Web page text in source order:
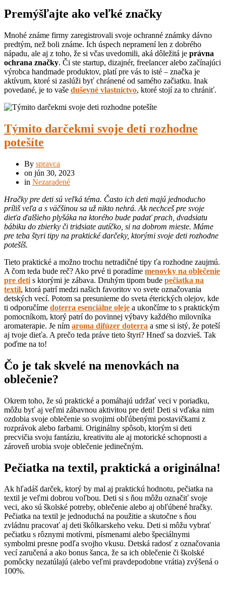
Premýšľajte ako veľké značky
Mnohé známe firmy zaregistrovali svoje ochranné známky dávno
predtým, než boli známe. Ich úspech nepramení len z dobrého
nápadu, ale aj z toho, že si včas uvedomili, aká dôležitá je právna
ochrana značky. Či ste startup, dizajnér, freelancer alebo začínajúci
výrobca handmade produktov, platí pre vás to isté – značka je
aktívum, ktoré si zaslúži byť chránené od samého začiatku. Inak
povedané, je to vaše duševné vlastníctvo, ktoré stojí za to chrániť.
Týmito darčekmi svoje deti rozhodne
potešíte
By spravca
on jún 30, 2023
in Nezaradené
Hračky pre deti sú veľká téma. Často ich deti majú jednoducho
príliš veľa a s väčšinou sa už nikto nehrá. Ak nechceš pre svoje
dieťa ďalšieho plyšáka na ktorého bude padať prach, dvadsiatu
bábiku do zbierky či tridsiate autíčko, si na dobrom mieste. Máme
pre teba štyri tipy na praktické darčeky, ktorými svoje deti rozhodne
potešíš.
Tieto praktické a možno trochu netradičné tipy ťa rozhodne zaujmú.
A čom teda bude reč? Ako prvé ti poradíme menovky na oblečenie
pre deti s ktorými je zábava. Druhým tipom bude pečiatka na
textil, ktorá patrí medzi našich favoritov vo svete označovania
detských vecí. Potom sa presunieme do sveta éterických olejov, kde
ti odporučíme doterra esenciálne oleje a ukončíme to s praktickým
pomocníkom, ktorý patrí do povinnej výbavy každého milovníka
aromaterapie. Je ním aroma difúzer doterra a sme si istý, že poteší
aj tvoje dieťa. A prečo teda práve tieto štyri? Hneď sa dozvieš. Tak
poďme na to!
Čo je tak skvelé na menovkách na
oblečenie?
Okrem toho, že sú praktické a pomáhajú udržať veci v poriadku,
môžu byť aj veľmi zábavnou aktivitou pre deti! Deti si vďaka nim
ozdobia svoje oblečenie so svojimi obľúbenými postavičkami z
rozprávok alebo farbami. Originálny spôsob, ktorým si deti
precvičia svoju fantáziu, kreativitu ale aj motorické schopnosti a
zároveň urobia svoje oblečenie jedinečným.
Pečiatka na textil, praktická a originálna!
Ak hľadáš darček, ktorý by mal aj praktickú hodnotu, pečiatka na
textil je veľmi dobrou voľbou. Deti si s ňou môžu označiť svoje
veci, ako sú školské potreby, oblečenie alebo aj obľúbené hračky.
Pečiatka na textil je jednoduchá na použitie a skutočne s ňou
zvládnu pracovať aj deti škôlkarskeho veku. Deti si môžu vybrať
pečiatku s rôznymi motívmi, písmenami alebo špeciálnymi
symbolmi presne podľa svojho vkusu. Detská radosť z označovania
vecí zaručená a ako bonus šanca, že sa ich oblečenie či školské
pomôcky nezatúlajú (alebo veľmi pravdepodobne vrátia) zvýšená o
100%.